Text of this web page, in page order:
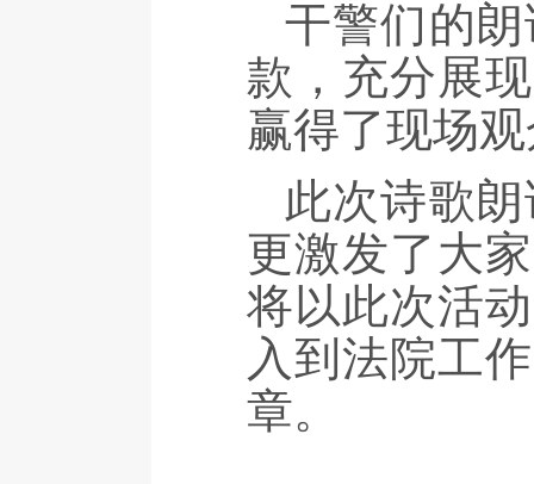
干警们的
款，充分展
赢得了现场
此次诗歌
更激发了大
将以此次活
入到法院工
章。